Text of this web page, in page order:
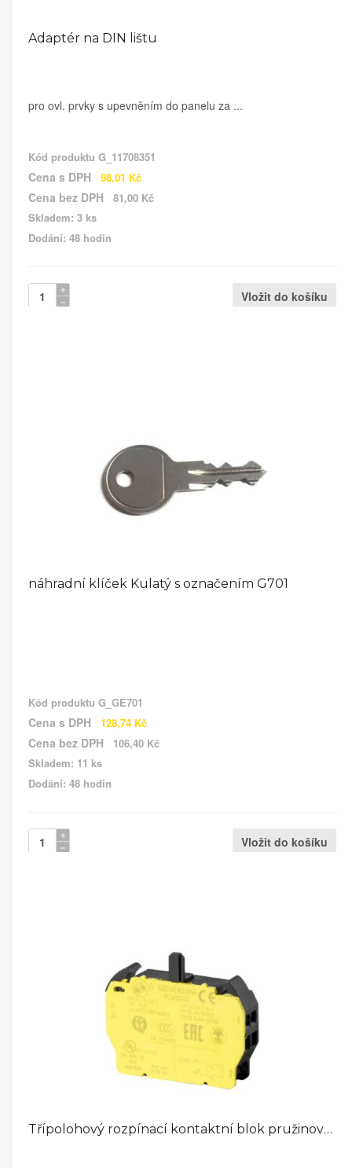
Adaptér na DIN lištu
pro ovl. prvky s upevněním do panelu za ...
Kód produktu G_11708351
Cena s DPH 98,01 Kč
Cena bez DPH
81,00 Kč
Skladem: 3 ks
Dodání: 48 hodin
náhradní klíček Kulatý s označením G701
Kód produktu G_GE701
Cena s DPH 128,74 Kč
Cena bez DPH
106,40 Kč
Skladem: 11 ks
Dodání: 48 hodin
Třípolohový rozpínací kontaktní blok pružinové svorky